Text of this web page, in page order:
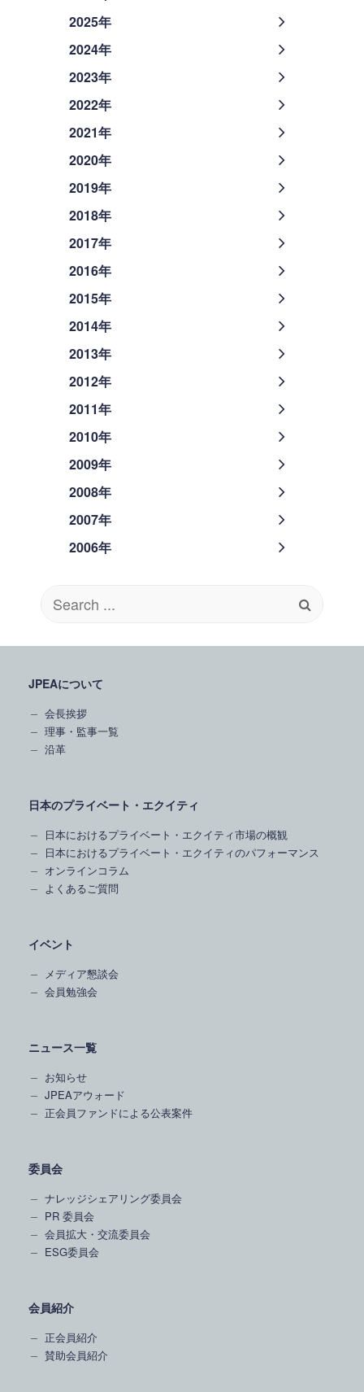
2025年
2024年
2023年
2022年
2021年
2020年
2019年
2018年
2017年
2016年
2015年
2014年
2013年
2012年
2011年
2010年
2009年
2008年
2007年
2006年
for:
JPEAについて
会長挨拶
理事・監事一覧
沿革
日本のプライベート・エクイティ
日本におけるプライベート・エクイティ市場の概観
日本におけるプライベート・エクイティのパフォーマンス
オンラインコラム
よくあるご質問
イベント
メディア懇談会
会員勉強会
ニュース一覧
お知らせ
JPEAアウォード
正会員ファンドによる公表案件
委員会
ナレッジシェアリング委員会
PR 委員会
会員拡大・交流委員会
ESG委員会
会員紹介
正会員紹介
賛助会員紹介